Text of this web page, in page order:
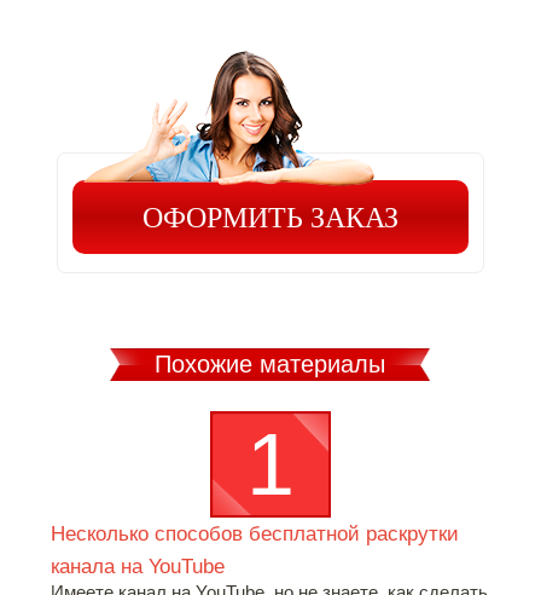
ОФОРМИТЬ ЗАКАЗ
Похожие материалы
Несколько способов бесплатной раскрутки
канала на YouTube